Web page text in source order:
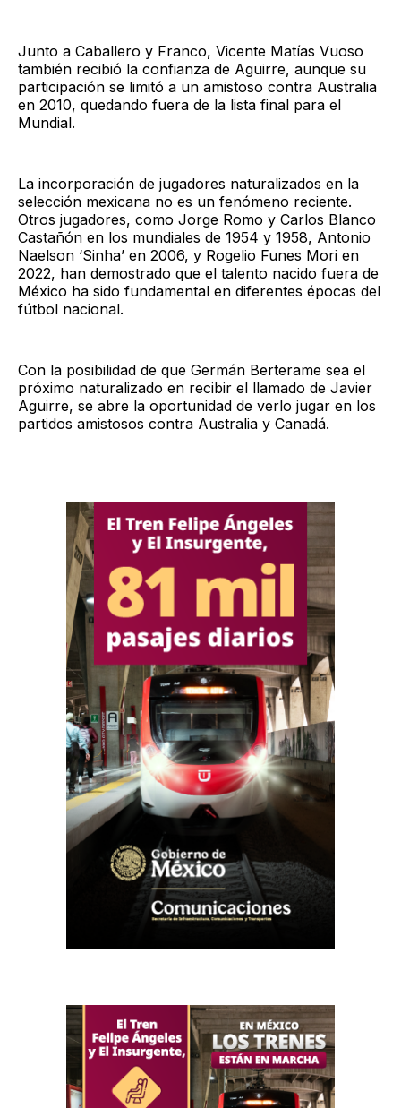
Junto a Caballero y Franco, Vicente Matías Vuoso
también recibió la confianza de Aguirre, aunque su
participación se limitó a un amistoso contra Australia
en 2010, quedando fuera de la lista final para el
Mundial.
La incorporación de jugadores naturalizados en la
selección mexicana no es un fenómeno reciente.
Otros jugadores, como Jorge Romo y Carlos Blanco
Castañón en los mundiales de 1954 y 1958, Antonio
Naelson ‘Sinha’ en 2006, y Rogelio Funes Mori en
2022, han demostrado que el talento nacido fuera de
México ha sido fundamental en diferentes épocas del
fútbol nacional.
Con la posibilidad de que Germán Berterame sea el
próximo naturalizado en recibir el llamado de Javier
Aguirre, se abre la oportunidad de verlo jugar en los
partidos amistosos contra Australia y Canadá.